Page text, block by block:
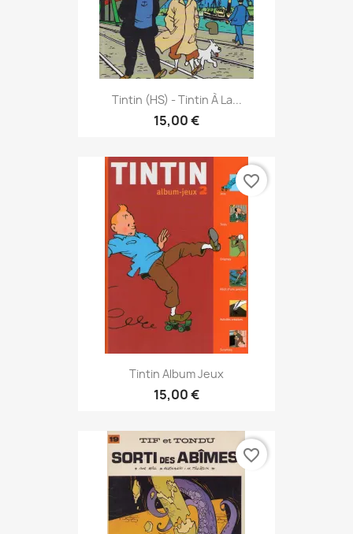
Tintin (HS) - Tintin À La...
15,00 €
Tintin Album Jeux
15,00 €
favorite_border
favorite_border